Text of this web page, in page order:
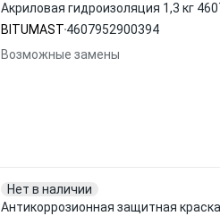
Акриловая гидроизоляция 1,3 кг
BITUMAST 4607952900394
Возможные замены
Нет в наличии
Антикоррозионная защитная